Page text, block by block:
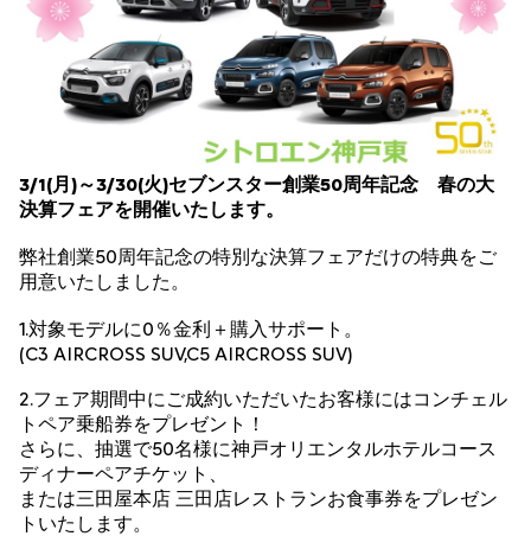
3/1(月)～3/30(火)セブンスター創業50周年記念 春の大
決算フェアを開催いたします。
弊社創業50周年記念の特別な決算フェアだけの特典をご
用意いたしました。
1.対象モデルに0％金利＋購入サポート。
(C3 AIRCROSS SUV,C5 AIRCROSS SUV)
2.フェア期間中にご成約いただいたお客様にはコンチェル
トペア乗船券をプレゼント！
さらに、抽選で50名様に神戸オリエンタルホテルコース
ディナーペアチケット、
または三田屋本店 三田店レストランお食事券をプレゼン
トいたします。